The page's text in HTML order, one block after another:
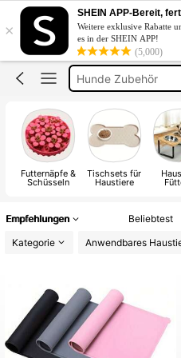
×
SHEIN APP-Bereit,
Weitere exklusive Rabatte
es in der SHEIN APP!
(5,000)
Katzen Zubehör
Katzen Napf
Hunde Zubehör
Hunde Napf
Katzen Zubehör
Futternäpfe &
Schüsseln
Tischsets für
Haustiere
Empfehlungen Beliebtest
Kategorie
Anwendbares